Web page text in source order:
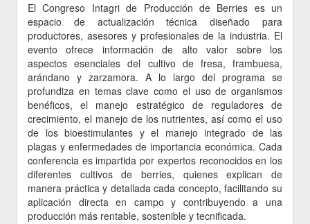
El Congreso Intagri de Producción de Berries es un
espacio de actualización técnica diseñado para
productores, asesores y profesionales de la industria. El
evento ofrece información de alto valor sobre los
aspectos esenciales del cultivo de fresa, frambuesa,
arándano y zarzamora. A lo largo del programa se
profundiza en temas clave como el uso de organismos
benéficos, el manejo estratégico de reguladores de
crecimiento, el manejo de los nutrientes, así como el uso
de los bioestimulantes y el manejo integrado de las
plagas y enfermedades de importancia económica. Cada
conferencia es impartida por expertos reconocidos en los
diferentes cultivos de berries, quienes explican de
manera práctica y detallada cada concepto, facilitando su
aplicación directa en campo y contribuyendo a una
producción más rentable, sostenible y tecnificada.